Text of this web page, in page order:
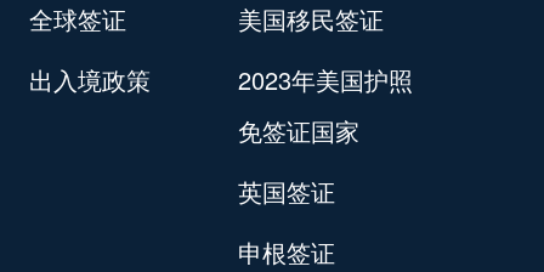
全球签证
出入境政策
美国移民签证
2023年美国护照
免签证国家
英国签证
申根签证